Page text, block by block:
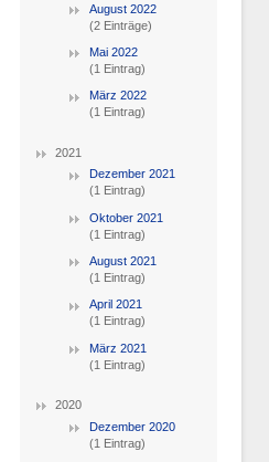
August 2022
(2 Einträge)
Mai 2022
(1 Eintrag)
März 2022
(1 Eintrag)
2021
Dezember 2021
(1 Eintrag)
Oktober 2021
(1 Eintrag)
August 2021
(1 Eintrag)
April 2021
(1 Eintrag)
März 2021
(1 Eintrag)
2020
Dezember 2020
(1 Eintrag)